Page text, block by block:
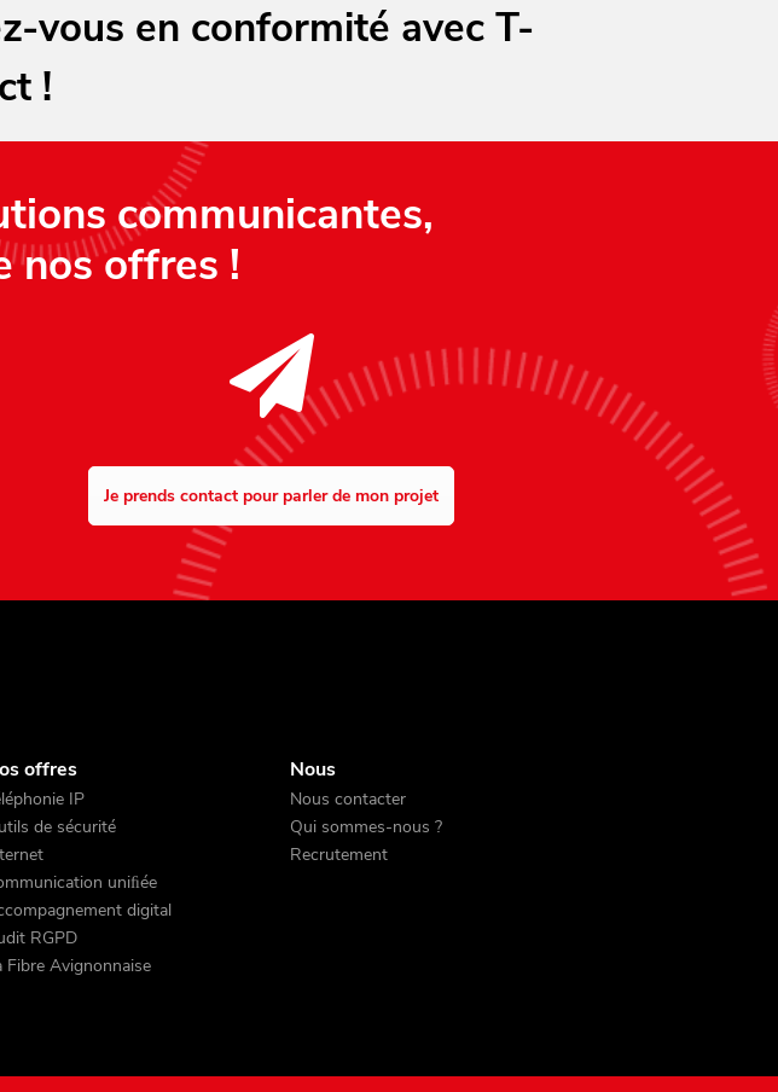
vous en conformité avec T-
!
communicantes,
nos offres !
Je prends contact pour parler de mon projet
offres
IP
de sécurité
uniﬁée
digital
RGPD
Fibre Avignonnaise
Nous
Nous contacter
Qui sommes-nous ?
Recrutement